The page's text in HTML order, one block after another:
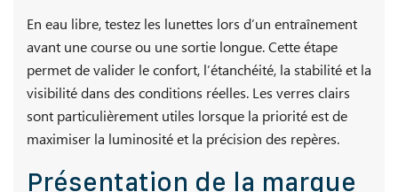
En eau libre, testez les lunettes lors d’un entraînement
avant une course ou une sortie longue. Cette étape
permet de valider le confort, l’étanchéité, la stabilité et la
visibilité dans des conditions réelles. Les verres clairs
sont particulièrement utiles lorsque la priorité est de
maximiser la luminosité et la précision des repères.
Présentation de la marque